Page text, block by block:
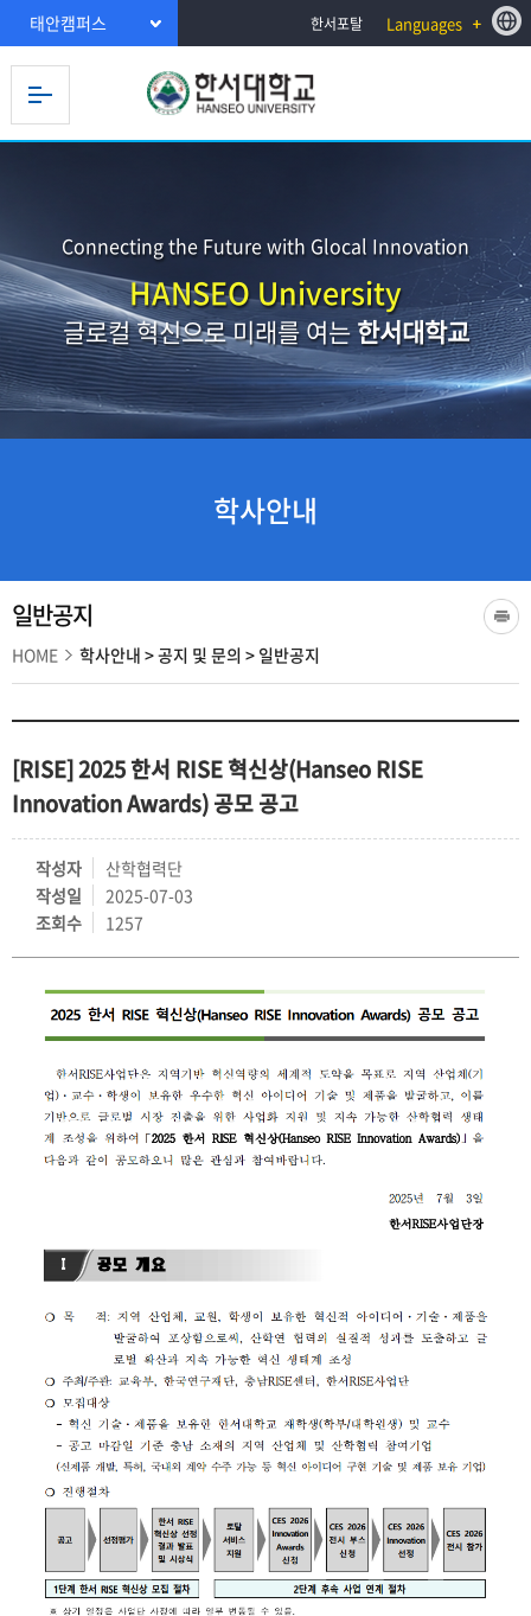
태안캠퍼스 한서포탈 Languages
Connecting the Future with Glocal Innovation
HANSEO University
글로컬 혁신으로 미래를 여는한서대학교
학사안내
일반공지
HOME 학사안내 >공지 및 문의 > 일반공지
[RISE] 2025 한서 RISE 혁신상(Hanseo RISE
Innovation Awards) 공모 공고
작성자
산학협력단
작성일
2025-07-03
조회수
1257